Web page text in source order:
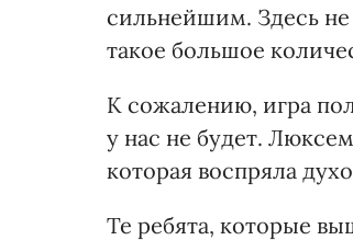
сильнейшим. Здесь не
такое большое
К сожалению, игра
у нас не будет.
которая воспряла
Те ребята, которые